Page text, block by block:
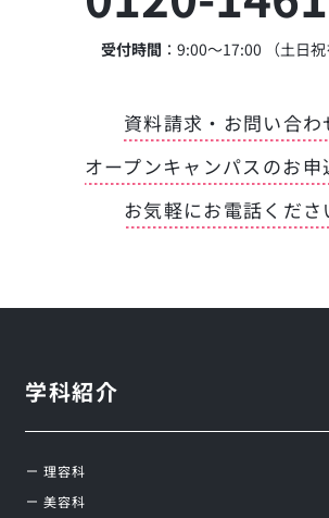
受付時間 ：9:00～17:00 （土日祝
資料請求・お問い合わ
オープンキャンパスのお申
お気軽にお電話くださ
学科紹介
理容科
美容科